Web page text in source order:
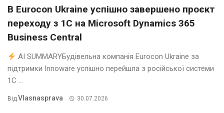
В Eurocon Ukraine успішно завершено проєкт
переходу з 1С на Microsoft Dynamics 365
Business Central
AI SUMMARYБудівельна компанія Eurocon Ukraine за
підтримки Innoware успішно перейшла з російської системи
1С ...
ВідVlasnasprava 30.07.2026